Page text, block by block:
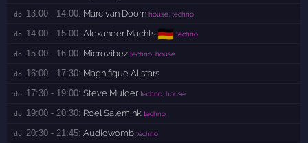
do 13:00 - 14:00: Marc van Doorn house, techno
do 14:00 - 15:00: Alexander Machts 🇩🇪 techno
do 15:00 - 16:00: Microvibez techno, house
do 16:00 - 17:30: Magnifique Allstars
do 17:30 - 19:00: Steve Mulder techno, house
do 19:00 - 20:30: Roel Salemink techno
do 20:30 - 21:45: Audiowomb techno